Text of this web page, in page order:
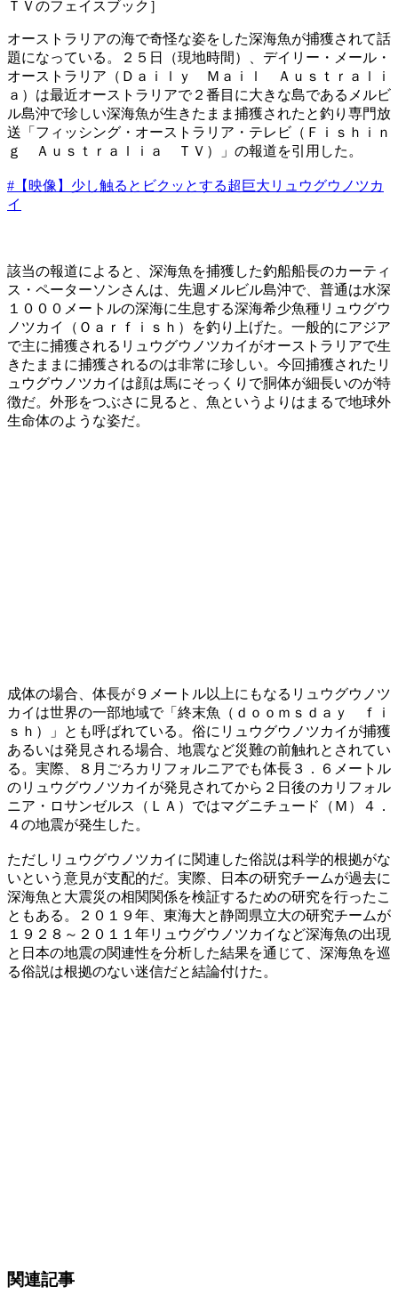
ＴＶのフェイスブック］
オーストラリアの海で奇怪な姿をした深海魚が捕獲されて話
題になっている。２５日（現地時間）、デイリー・メール・
オーストラリア（Ｄａｉｌｙ Ｍａｉｌ Ａｕｓｔｒａｌｉ
ａ）は最近オーストラリアで２番目に大きな島であるメルビ
ル島沖で珍しい深海魚が生きたまま捕獲されたと釣り専門放
送「フィッシング・オーストラリア・テレビ（Ｆｉｓｈｉｎ
ｇ Ａｕｓｔｒａｌｉａ ＴＶ）」の報道を引用した。
#【映像】少し触るとビクッとする超巨大リュウグウノツカ
イ
該当の報道によると、深海魚を捕獲した釣船船長のカーティ
ス・ペーターソンさんは、先週メルビル島沖で、普通は水深
１０００メートルの深海に生息する深海希少魚種リュウグウ
ノツカイ（Ｏａｒｆｉｓｈ）を釣り上げた。一般的にアジア
で主に捕獲されるリュウグウノツカイがオーストラリアで生
きたままに捕獲されるのは非常に珍しい。今回捕獲されたリ
ュウグウノツカイは顔は馬にそっくりで胴体が細長いのが特
徴だ。外形をつぶさに見ると、魚というよりはまるで地球外
生命体のような姿だ。
成体の場合、体長が９メートル以上にもなるリュウグウノツ
カイは世界の一部地域で「終末魚（ｄｏｏｍｓｄａｙ ｆｉ
ｓｈ）」とも呼ばれている。俗にリュウグウノツカイが捕獲
あるいは発見される場合、地震など災難の前触れとされてい
る。実際、８月ごろカリフォルニアでも体長３．６メートル
のリュウグウノツカイが発見されてから２日後のカリフォル
ニア・ロサンゼルス（ＬＡ）ではマグニチュード（Ｍ）４．
４の地震が発生した。
ただしリュウグウノツカイに関連した俗説は科学的根拠がな
いという意見が支配的だ。実際、日本の研究チームが過去に
深海魚と大震災の相関関係を検証するための研究を行ったこ
ともある。２０１９年、東海大と静岡県立大の研究チームが
１９２８～２０１１年リュウグウノツカイなど深海魚の出現
と日本の地震の関連性を分析した結果を通じて、深海魚を巡
る俗説は根拠のない迷信だと結論付けた。
関連記事